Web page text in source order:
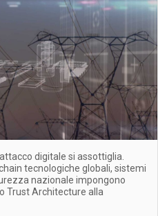
digitale si assottiglia.
tecnologiche globali, sistemi
nazionale impongono
Trust Architecture alla